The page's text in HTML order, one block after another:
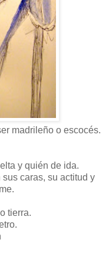
madrileño o escocés.
y quién de ida.
caras, su actitud y
tierra.